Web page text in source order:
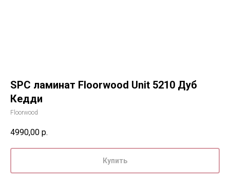
SPC ламинат Floorwood Unit 5210 Дуб
Кедди
Floorwood
4990,00 р.
Купить